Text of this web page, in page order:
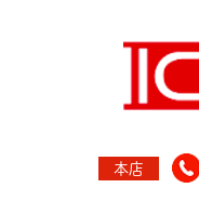
本店